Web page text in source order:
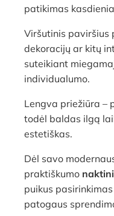
patikimas
Viršutinis paviršius
dekoracijų ar kitų
suteikiant
individualumo.
Lengva priežiūra –
todėl baldas ilgą
estetiškas.
Dėl savo
praktiškumo
puikus
patogaus